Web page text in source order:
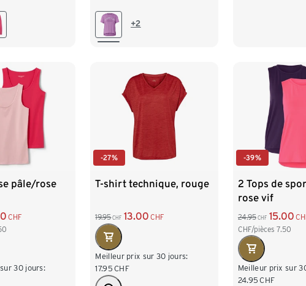
M 40/42+2
pâle/rose
CHF
30 jours:
-27%
T-shirt technique, rouge
19.95 CHF 13.00 CHF
Meilleur prix sur 30 jours:
17.95 CHF
-39%
2 Tops de
rose vif
24.95 CHF 15.00
CHF/pièces 7.50
Meilleur prix sur
24.95 CHF